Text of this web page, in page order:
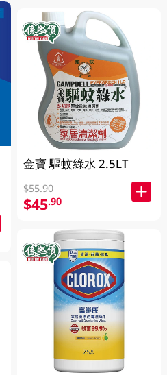
金寶 驅蚊綠水 2.5LT
$55.90
$45.90